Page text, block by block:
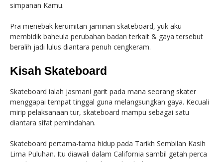
simpanan Kamu.
Pra menebak kerumitan jaminan skateboard, yuk aku
membidik baheula perubahan badan terkait & gaya tersebut
beralih jadi lulus diantara penuh cengkeram.
Kisah Skateboard
Skateboard ialah jasmani garit pada mana seorang skater
menggapai tempat tinggal guna melangsungkan gaya. Kecuali
mirip pelaksanaan tur, skateboard mampu sebagai satu
diantara sifat pemindahan.
Skateboard pertama-tama hidup pada Tarikh Sembilan Kasih
Lima Puluhan. Itu diawali dalam California sambil getah perca